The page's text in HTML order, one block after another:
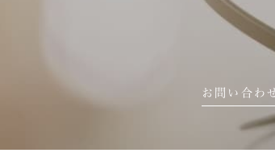
お問い合わ